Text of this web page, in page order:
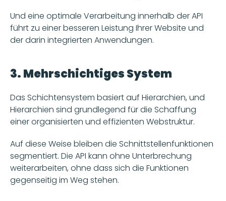
Und eine optimale Verarbeitung innerhalb der API
führt zu einer besseren Leistung Ihrer Website und
der darin integrierten Anwendungen.
3. Mehrschichtiges System
Das Schichtensystem basiert auf Hierarchien, und
Hierarchien sind grundlegend für die Schaffung
einer organisierten und effizienten Webstruktur.
Auf diese Weise bleiben die Schnittstellenfunktionen
segmentiert. Die API kann ohne Unterbrechung
weiterarbeiten, ohne dass sich die Funktionen
gegenseitig im Weg stehen.